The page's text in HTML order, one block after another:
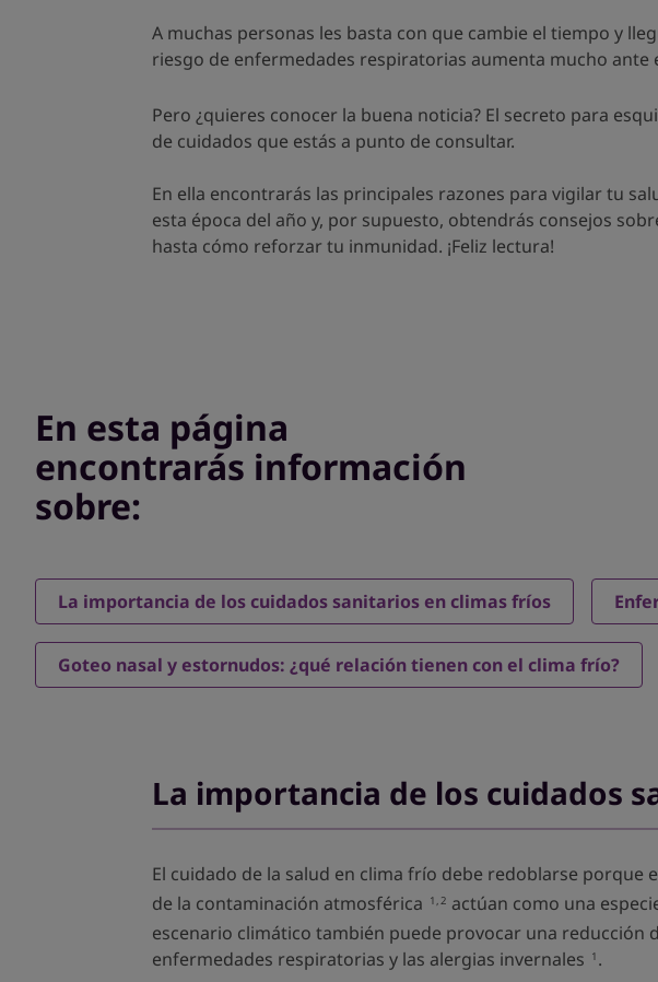
A muchas personas les basta con que cambie el tiempo y
riesgo de enfermedades respiratorias aumenta mucho ante
Pero ¿quieres conocer la buena noticia? El secreto para
de cuidados que estás a punto de consultar.
En ella encontrarás las principales razones para vigilar tu
esta época del año y, por supuesto, obtendrás consejos
hasta cómo reforzar tu inmunidad. ¡Feliz lectura!
En esta página
encontrarás información
sobre:
La importancia de los cuidados sanitarios en climas fríos
Goteo nasal y estornudos: ¿qué relación tienen con el clima frío?
La importancia de los cuidados
El cuidado de la salud en clima frío debe redoblarse porque
de la contaminación atmosférica
1,2 actúan como una
escenario climático también puede provocar una reducción
enfermedades respiratorias y las alergias invernales
1 .